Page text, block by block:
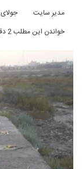
مدیر سایت جولای 26, 2018
خواندن این مطلب 2 دقیقه زمان میبرد